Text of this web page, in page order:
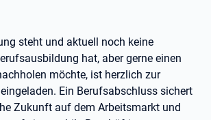
steht und aktuell noch keine
hat, aber gerne einen
möchte, ist herzlich zur
Ein Berufsabschluss sichert
Zukunft auf dem Arbeitsmarkt und